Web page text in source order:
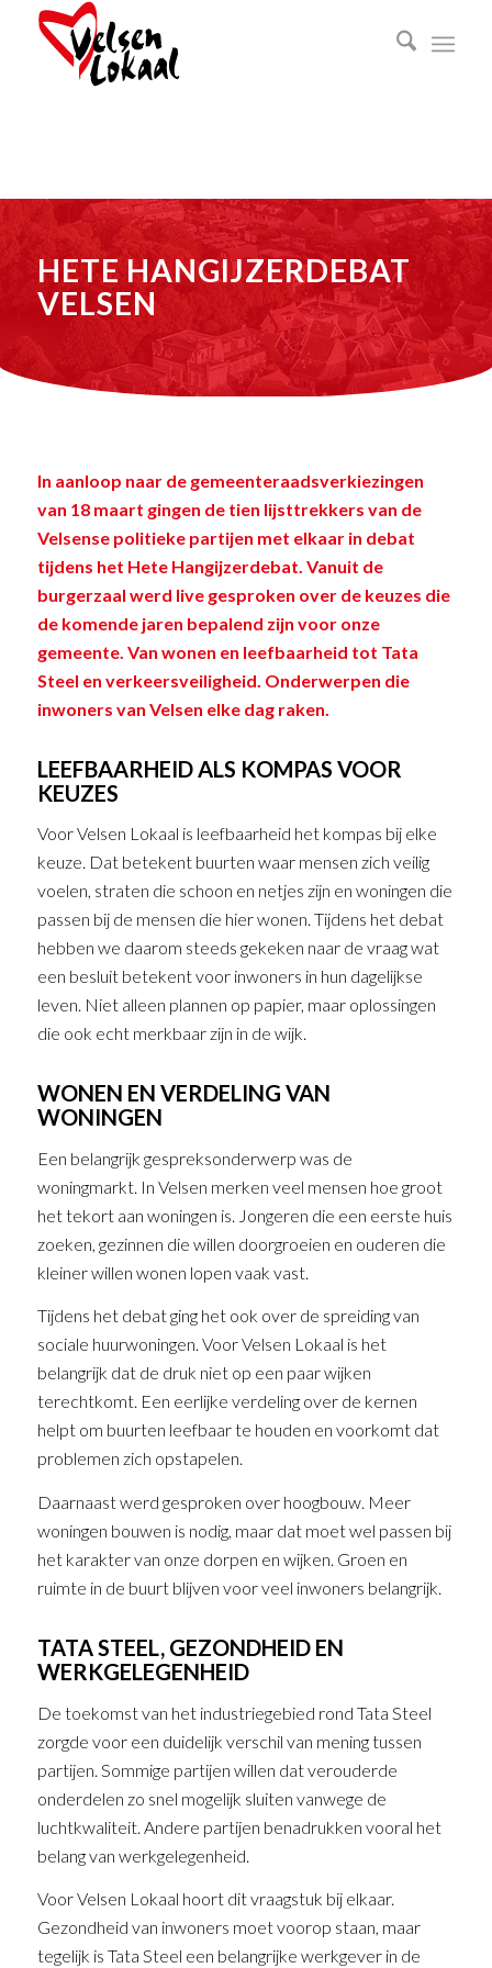
HETE HANGIJZERDEBAT
VELSEN
In aanloop naar de gemeenteraadsverkiezingen
van 18 maart gingen de tien lijsttrekkers van de
Velsense politieke partijen met elkaar in debat
tijdens het Hete Hangijzerdebat. Vanuit de
burgerzaal werd live gesproken over de keuzes die
de komende jaren bepalend zijn voor onze
gemeente. Van wonen en leefbaarheid tot Tata
Steel en verkeersveiligheid. Onderwerpen die
inwoners van Velsen elke dag raken.
LEEFBAARHEID ALS KOMPAS VOOR
KEUZES
Voor Velsen Lokaal is leefbaarheid het kompas bij elke
keuze. Dat betekent buurten waar mensen zich veilig
voelen, straten die schoon en netjes zijn en woningen die
passen bij de mensen die hier wonen. Tijdens het debat
hebben we daarom steeds gekeken naar de vraag wat
een besluit betekent voor inwoners in hun dagelijkse
leven. Niet alleen plannen op papier, maar oplossingen
die ook echt merkbaar zijn in de wijk.
WONEN EN VERDELING VAN
WONINGEN
Een belangrijk gespreksonderwerp was de
woningmarkt. In Velsen merken veel mensen hoe groot
het tekort aan woningen is. Jongeren die een eerste huis
zoeken, gezinnen die willen doorgroeien en ouderen die
kleiner willen wonen lopen vaak vast.
Tijdens het debat ging het ook over de spreiding van
sociale huurwoningen. Voor Velsen Lokaal is het
belangrijk dat de druk niet op een paar wijken
terechtkomt. Een eerlijke verdeling over de kernen
helpt om buurten leefbaar te houden en voorkomt dat
problemen zich opstapelen.
Daarnaast werd gesproken over hoogbouw. Meer
woningen bouwen is nodig, maar dat moet wel passen bij
het karakter van onze dorpen en wijken. Groen en
ruimte in de buurt blijven voor veel inwoners belangrijk.
TATA STEEL, GEZONDHEID EN
WERKGELEGENHEID
De toekomst van het industriegebied rond Tata Steel
zorgde voor een duidelijk verschil van mening tussen
partijen. Sommige partijen willen dat verouderde
onderdelen zo snel mogelijk sluiten vanwege de
luchtkwaliteit. Andere partijen benadrukken vooral het
belang van werkgelegenheid.
Voor Velsen Lokaal hoort dit vraagstuk bij elkaar.
Gezondheid van inwoners moet voorop staan, maar
tegelijk is Tata Steel een belangrijke werkgever in de